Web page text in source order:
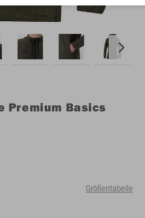
Premium Basics
Größentabelle